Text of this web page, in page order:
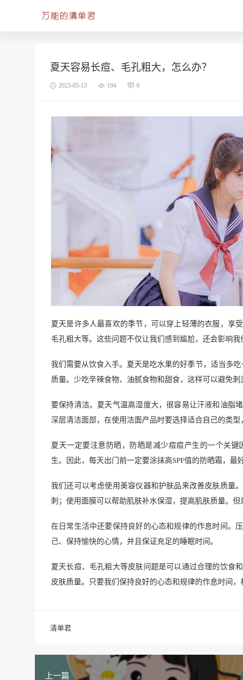
夏天容易长痘、毛孔粗大，怎么办？
2023-05-13 194 0
夏天是许多人最喜欢的季节，可以穿上轻薄的衣服，享
毛孔粗大等。这些问题不仅让我们感到尴尬，还会影响我
我们需要从饮食入手。夏天是吃水果的好季节，适当多
质量。少吃辛辣食物、油腻食物和甜食，这样可以避免刺
要保持清洁。夏天气温高湿度大，很容易让汗液和油脂
深层清洁面部，在使用洁面产品时要选择适合自己的类
夏天一定要注意防晒，防晒是减少痘痘产生的一个关
生。因此，每天出门前一定要涂抹高SPF值的防晒霜，最
我们还可以考虑使用美容仪器和护肤品来改善皮肤质量
刺；使用面膜可以帮助肌肤补水保湿，提高肌肤质量。
在日常生活中还要保持良好的心态和规律的作息时间。
己、保持愉快的心情，并且保证充足的睡眠时间。
夏天长痘、毛孔粗大等皮肤问题是可以通过合理的饮食
皮肤质量。只要我们保持良好的心态和规律的作息时间，
清单君
上一篇